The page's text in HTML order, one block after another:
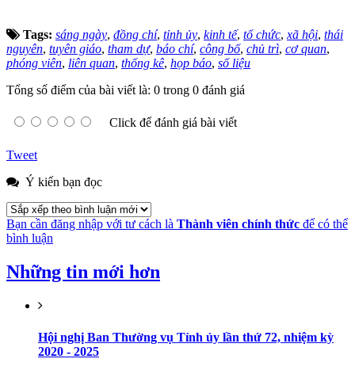
Tags: sáng ngày, đồng chí, tỉnh ủy, kinh tế, tổ chức,xã hội, thái
nguyên, tuyên giáo, tham dự, báo chí, công bố, chủ trì, cơ quan,
phóng viên, liên quan, thống kê, họp báo, số liệu
Tổng số điểm của bài viết là: 0 trong 0 đánh giá
Click để đánh giá bài viết
Tweet
Ý kiến bạn đọc
Bạn cần đăng nhập với tư cách là Thành viên chính thức để có thể
bình luận
Những tin mới hơn
Hội nghị Ban Thường vụ Tỉnh ủy lần thứ 72, nhiệm kỳ
2020 - 2025